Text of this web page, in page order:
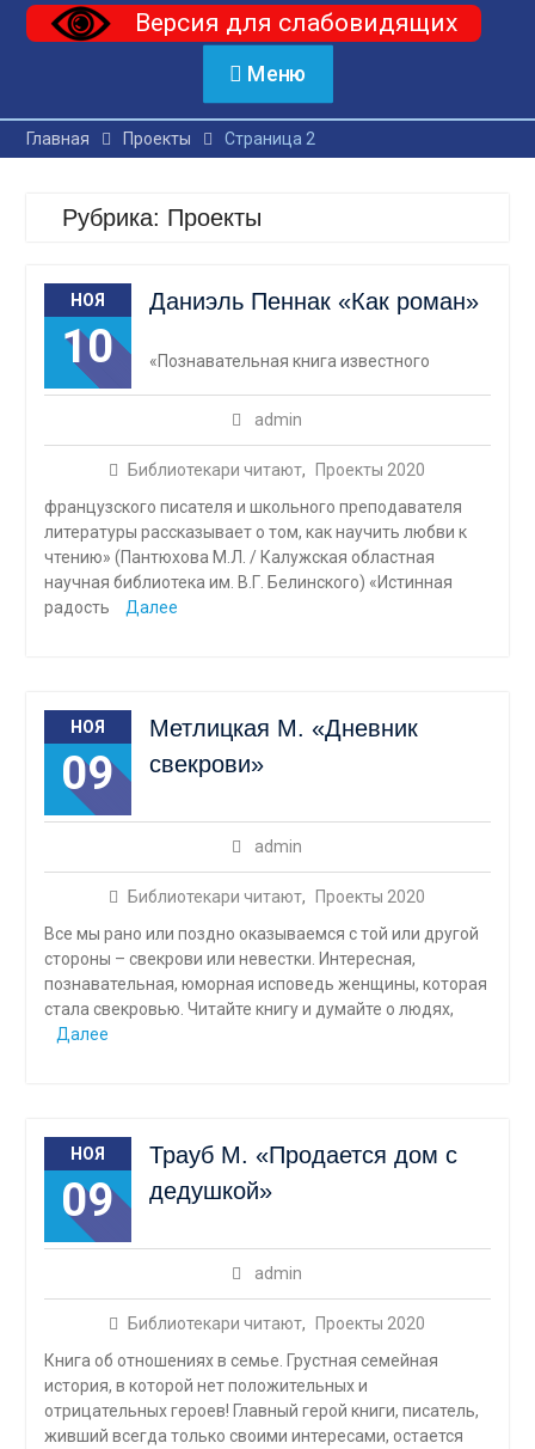
Версия для слабовидящих
Меню
Главная Проекты Страница 2
Рубрика: Проекты
НОЯ
10
Даниэль Пеннак «Как роман»
admin
Библиотекари читают, Проекты 2020
«Познавательная книга известного
французского писателя и школьного преподавателя
литературы рассказывает о том, как научить любви к
чтению» (Пантюхова М.Л. / Калужская областная
научная библиотека им. В.Г. Белинского) «Истинная
радость
Далее
НОЯ
09
Метлицкая М. «Дневник
свекрови»
admin
Библиотекари читают,
Проекты 2020
Все мы рано или поздно оказываемся с той или другой
стороны – свекрови или невестки. Интересная,
познавательная, юморная исповедь женщины, которая
стала свекровью. Читайте книгу и думайте о людях,
Далее
НОЯ
09
Трауб М. «Продается дом с
дедушкой»
admin
Библиотекари читают,
Проекты 2020
Книга об отношениях в семье. Грустная семейная
история, в которой нет положительных и
отрицательных героев! Главный герой книги, писатель,
живший всегда только своими интересами, остается